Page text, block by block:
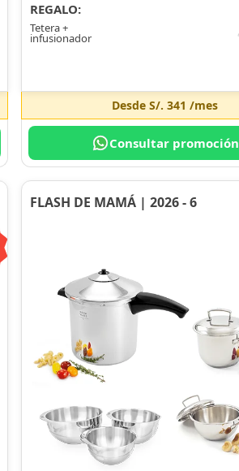
REGALO:
Tetera +
infusionador
DesdeS/. 341 /mes
Consultar promoción
FLASH DE MAMÁ | 2026 - 6